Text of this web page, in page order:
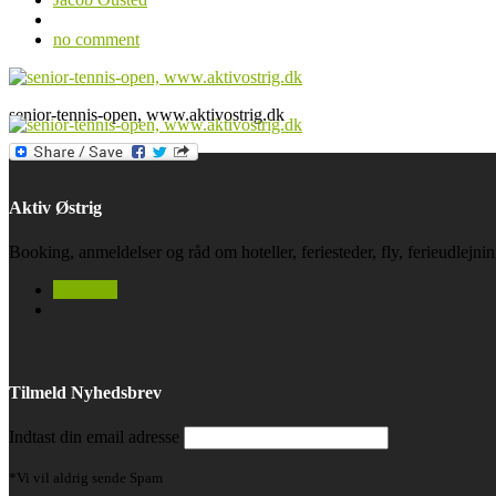
no comment
senior-tennis-open, www.aktivostrig.dk
Aktiv Østrig
Booking, anmeldelser og råd om hoteller, feriesteder, fly,
Tilmeld Nyhedsbrev
Indtast din email adresse
*Vi vil aldrig sende Spam